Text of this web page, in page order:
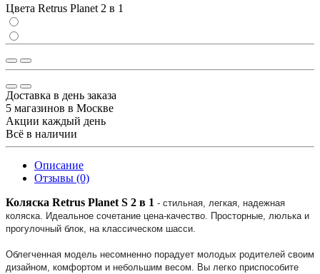
Цвета Retrus Planet 2 в 1
Доставка в день заказа
5 магазинов в Москве
Акции каждый день
Всё в наличии
Описание
Отзывы (0)
Коляска Retrus Planet S 2 в 1 - стильная, легкая, надежная
коляска. Идеальное сочетание цена-качество. Просторные, люлька и
прогулочный блок, на классическом шасси.
Облегченная модель несомненно порадует молодых родителей своим
дизайном, комфортом и небольшим весом. Вы легко приспособите